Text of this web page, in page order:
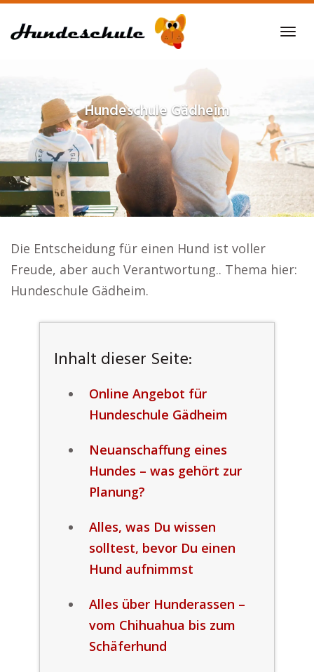
to
HundeschuleGädheim
Die Entscheidung für einen Hund ist voller
Freude, aber auch Verantwortung.. Thema hier:
Hundeschule Gädheim.
Inhalt dieser Seite:
Online Angebot für
Hundeschule Gädheim
Neuanschaffung eines
Hundes – was gehört zur
Planung?
Alles, was Du wissen
solltest, bevor Du einen
Hund aufnimmst
Alles über Hunderassen –
vom Chihuahua bis zum
Schäferhund